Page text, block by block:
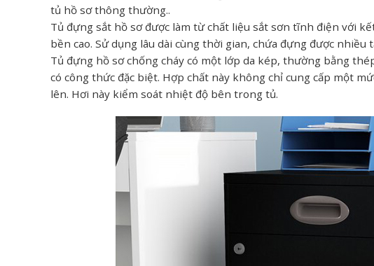
tủ hồ sơ thông thường..
Tủ đựng sắt hồ sơ được làm từ chất liệu sắt sơn tĩnh điện với
bền cao. Sử dụng lâu dài cùng thời gian, chứa đựng được nhiều
Tủ đựng hồ sơ chống cháy có một lớp da kép, thường bằng
có công thức đặc biệt. Hợp chất này không chỉ cung cấp một
lên. Hơi này kiểm soát nhiệt độ bên trong tủ.